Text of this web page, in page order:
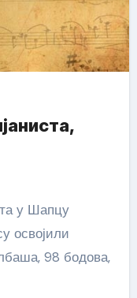
освојили
98 бодова,